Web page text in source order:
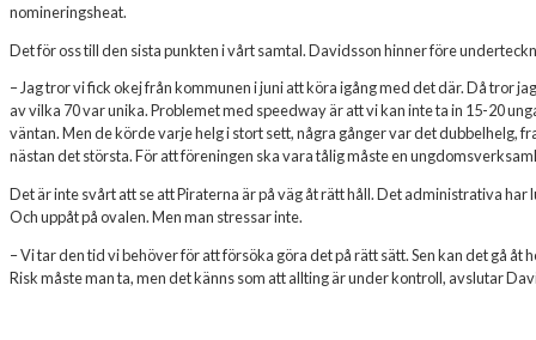
nomineringsheat.
Det för oss till den sista punkten i vårt samtal. Davidsson hinner före
– Jag tror vi fick okej från kommunen i juni att köra igång med det där. Då tror
av vilka 70 var unika. Problemet med speedway är att vi kan inte ta in 15-20
väntan. Men de körde varje helg i stort sett, några gånger var det dubbelhelg,
nästan det största. För att föreningen ska vara tålig måste en
Det är inte svårt att se att Piraterna är på väg åt rätt håll. Det administrativa
Och uppåt på ovalen. Men man stressar inte.
– Vi tar den tid vi behöver för att försöka göra det på rätt sätt. Sen kan det gå åt
Risk måste man ta, men det känns som att allting är under kontroll, avslutar